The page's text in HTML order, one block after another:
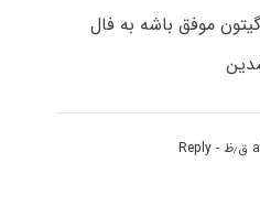
موفق باشه به فال
- Reply